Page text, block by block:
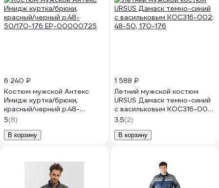
6 240 ₽
Костюм мужской Антекс
Имидж куртка/брюки,
красный/черный р.48-
50/170-176 ЕР-00000725
5(8)
В корзину
1 588 ₽
Летний мужской костюм
URSUS Дамаск темно-синий
с васильковым КОС316-002;
48-50, 170-176
3.5(2)
В корзину